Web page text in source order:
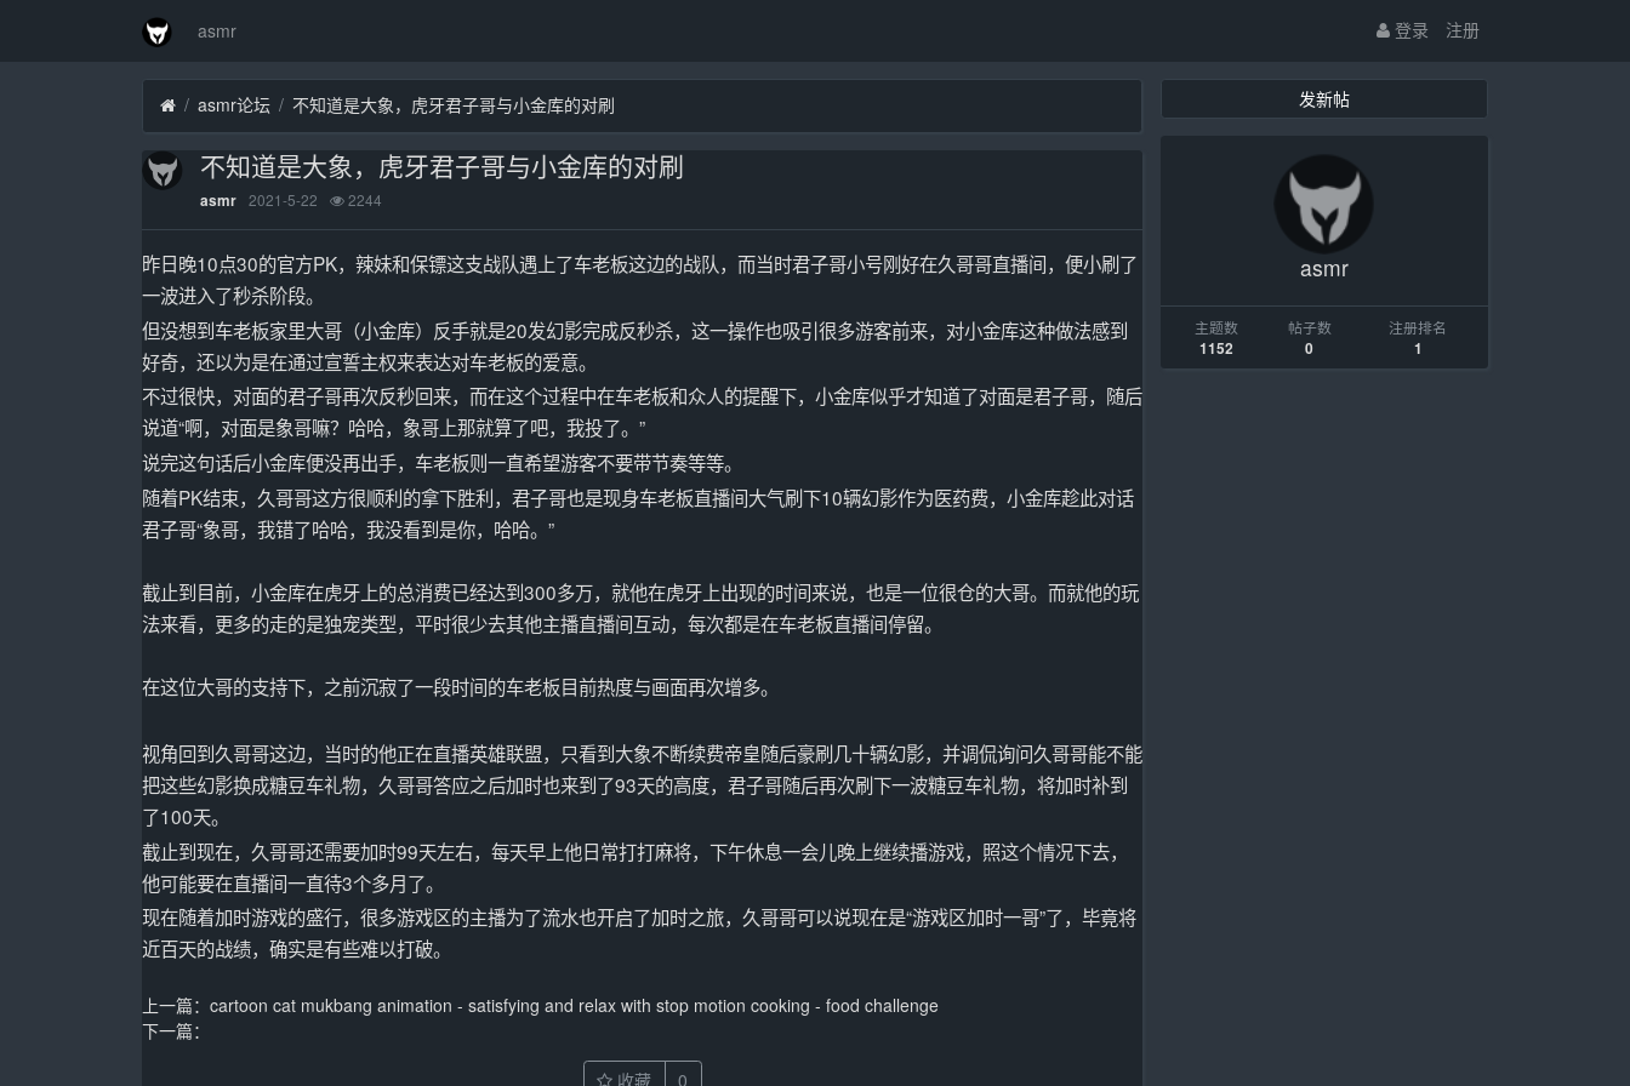
asmr 登录 注册
asmr论坛 不知道是大象，虎牙君子哥与小金库的对刷
不知道是大象，虎牙君子哥与小金库的对刷
asmr 2021-5-22 2244
昨日晚10点30的官方PK，辣妹和保镖这支战队遇上了车老板这边的战队，而当时君子哥小号刚好在久哥哥直播间，便小刷了
一波进入了秒杀阶段。
但没想到车老板家里大哥（小金库）反手就是20发幻影完成反秒杀，这一操作也吸引很多游客前来，对小金库这种做法感到
好奇，还以为是在通过宣誓主权来表达对车老板的爱意。
不过很快，对面的君子哥再次反秒回来，而在这个过程中在车老板和众人的提醒下，小金库似乎才知道了对面是君子哥，随后
说道“啊，对面是象哥嘛？哈哈，象哥上那就算了吧，我投了。”
说完这句话后小金库便没再出手，车老板则一直希望游客不要带节奏等等。
随着PK结束，久哥哥这方很顺利的拿下胜利，君子哥也是现身车老板直播间大气刷下10辆幻影作为医药费，小金库趁此对话
君子哥“象哥，我错了哈哈，我没看到是你，哈哈。”
截止到目前，小金库在虎牙上的总消费已经达到300多万，就他在虎牙上出现的时间来说，也是一位很仓的大哥。而就他的玩
法来看，更多的走的是独宠类型，平时很少去其他主播直播间互动，每次都是在车老板直播间停留。
在这位大哥的支持下，之前沉寂了一段时间的车老板目前热度与画面再次增多。
视角回到久哥哥这边，当时的他正在直播英雄联盟，只看到大象不断续费帝皇随后豪刷几十辆幻影，并调侃询问久哥哥能不能
把这些幻影换成糖豆车礼物，久哥哥答应之后加时也来到了93天的高度，君子哥随后再次刷下一波糖豆车礼物，将加时补到
了100天。
截止到现在，久哥哥还需要加时99天左右，每天早上他日常打打麻将，下午休息一会儿晚上继续播游戏，照这个情况下去，
他可能要在直播间一直待3个多月了。
现在随着加时游戏的盛行，很多游戏区的主播为了流水也开启了加时之旅，久哥哥可以说现在是“游戏区加时一哥”了，毕竟将
近百天的战绩，确实是有些难以打破。
上一篇： cartoon cat mukbang animation - satisfying and relax with stop motion cooking - food challenge
下一篇：
收藏 0
发新帖
asmr
主题数
1152
帖子数
0
注册排名
1